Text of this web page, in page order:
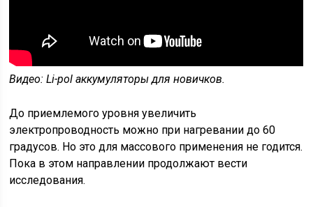
Видео: Li-pol аккумуляторы для новичков.
До приемлемого уровня увеличить
электропроводность можно при нагревании до 60
градусов. Но это для массового применения не годится.
Пока в этом направлении продолжают вести
исследования.